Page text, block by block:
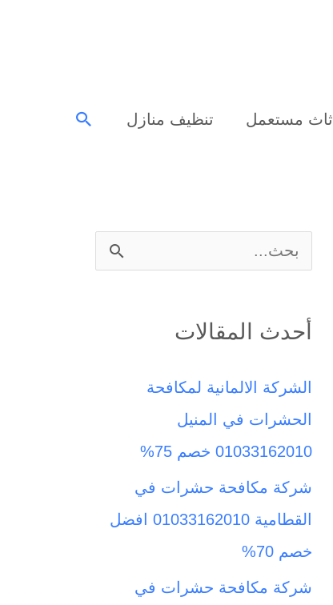
أثاث مستعمل تنظيف منازل البحث
ب
ث
ع
ن
أحدث المقالات
الشركة الالمانية لمكافحة
الحشرات في المنيل
01033162010 خصم 75%
شركة مكافحة حشرات في
القطامية 01033162010 افضل
خصم 70%
شركة مكافحة حشرات في